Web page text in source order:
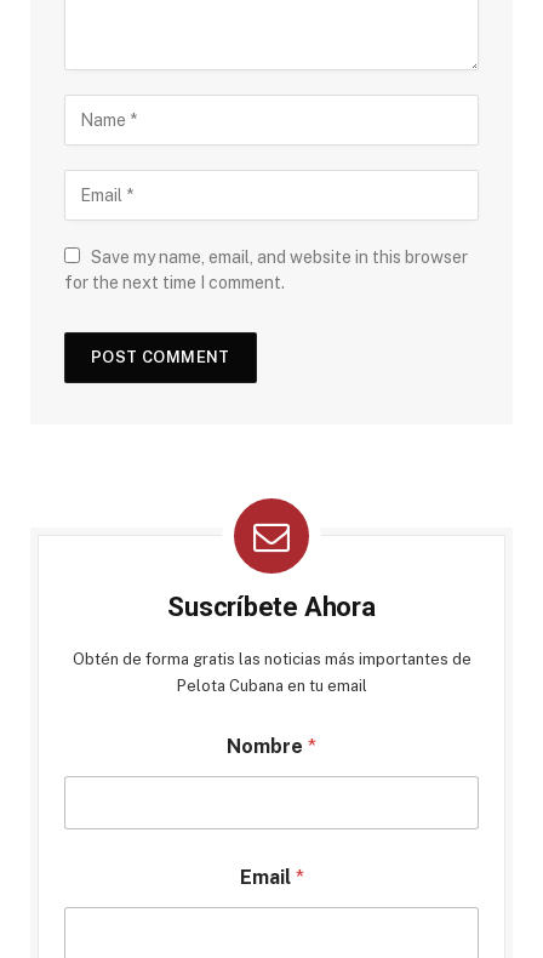
Save my name, email, and website in this browser
for the next time I comment.
Suscríbete Ahora
Obtén de forma gratis las noticias más importantes de
Pelota Cubana en tu email
Nombre *
Email *